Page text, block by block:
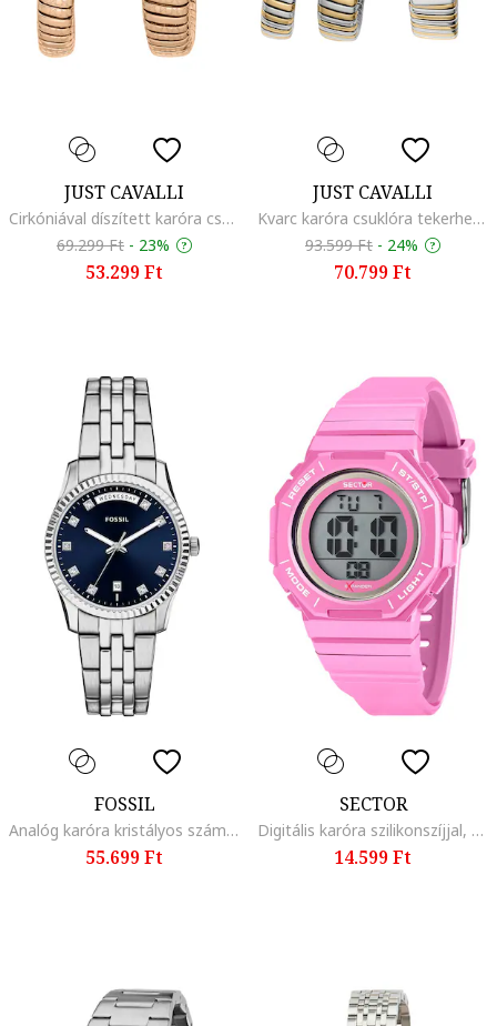
JUST CAVALLI
Cirkóniával díszített karóra csuklóra tekerhető szíjjal, Rózsaarany
69.299 Ft - 23%
53.299 Ft
JUST CAVALLI
Kvarc karóra csuklóra tekerhető szíjjal, Ezüstszín/Aranyszín
93.599 Ft - 24%
70.799 Ft
FOSSIL
Analóg karóra kristályos számlappal, Ezüstszín
55.699 Ft
SECTOR
Digitális karóra szilikonszíjjal, Ezüstszín/Rózsaszín
14.599 Ft